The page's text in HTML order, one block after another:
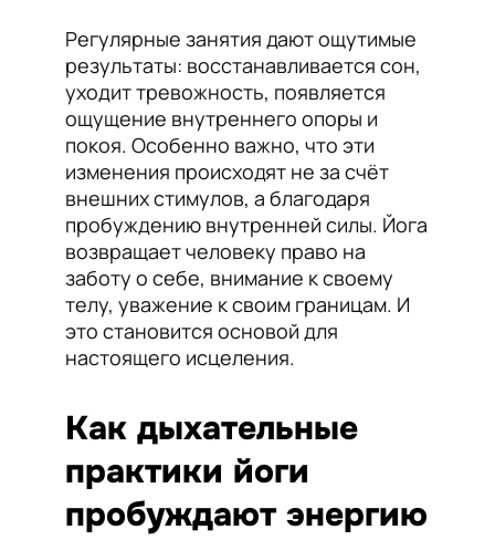
Регулярные занятия дают ощутимые
результаты: восстанавливается сон,
уходит тревожность, появляется
ощущение внутреннего опоры и
покоя. Особенно важно, что эти
изменения происходят не за счёт
внешних стимулов, а благодаря
пробуждению внутренней силы. Йога
возвращает человеку право на
заботу о себе, внимание к своему
телу, уважение к своим границам. И
это становится основой для
настоящего исцеления.
Как дыхательные
практики йоги
пробуждают энергию